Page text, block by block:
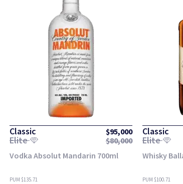
Classic $95,000
Elite $80,000
Vodka Absolut Mandarin 700ml
PUM $135.71
Classic
Elite
Whisky
PUM $100.71